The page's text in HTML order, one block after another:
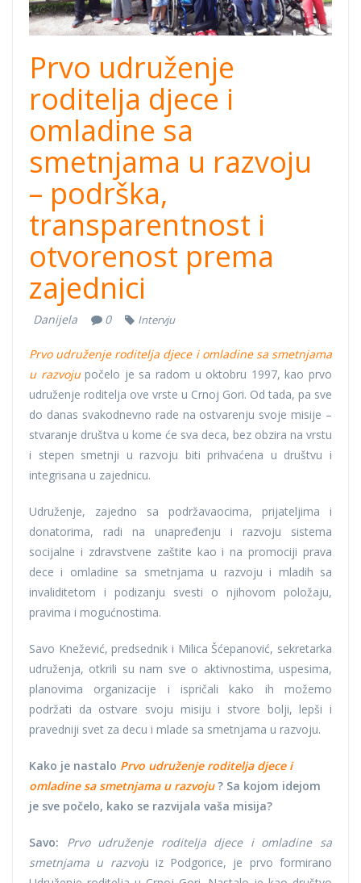
Prvo udruženje
roditelja djece i
omladine sa
smetnjama u razvoju
– podrška,
transparentnost i
otvorenost prema
zajednici
Danijela 0 Intervju
Prvo udruženje roditelja djece i omladine sa smetnjama
u razvojupočelo je sa radom u oktobru 1997, kao prvo
udruženje roditelja ove vrste u Crnoj Gori. Od tada, pa sve
do danas svakodnevno rade na ostvarenju svoje misije –
stvaranje društva u kome će sva deca, bez obzira na vrstu
i stepen smetnji u razvoju biti prihvaćena u društvu i
integrisana u zajednicu.
Udruženje, zajedno sa podržavaocima, prijateljima i
donatorima, radi na unapređenju i razvoju sistema
socijalne i zdravstvene zaštite kao i na promociji prava
dece i omladine sa smetnjama u razvoju i mladih sa
invaliditetom i podizanju svesti o njihovom položaju,
pravima i mogućnostima.
Savo Knežević, predsednik i Milica Šćepanović, sekretarka
udruženja, otkrili su nam sve o aktivnostima, uspesima,
planovima organizacije i ispričali kako ih možemo
podržati da ostvare svoju misiju i stvore bolji, lepši i
pravedniji svet za decu i mlade sa smetnjama u razvoju.
Kako je nastalo Prvo udruženje roditelja djece i
omladine sa smetnjama u razvoju ? Sa kojom idejom
je sve počelo, kako se razvijala vaša misija?
Savo:
Prvo udruženje roditelja djece i omladine sa
smetnjama u razvoju iz Podgorice, je prvo formirano